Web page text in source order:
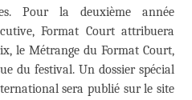
Pour la deuxième année
Format Court attribuera
le Métrange du Format Court,
du festival. Un dossier spécial
sera publié sur le site